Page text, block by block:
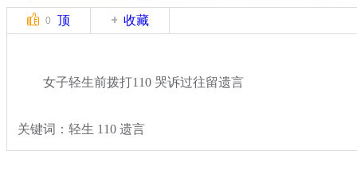
0 顶 收藏
女子轻生前拨打110 哭诉过往留遗言
关键词：轻生 110 遗言